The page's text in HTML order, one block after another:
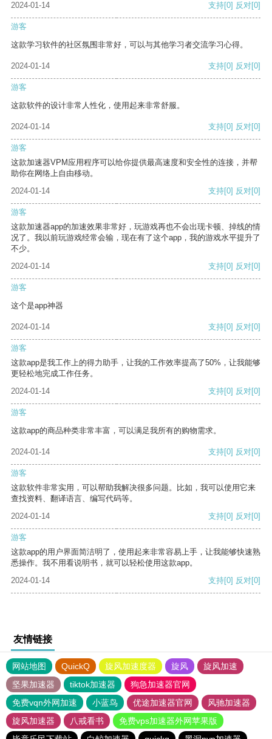
2024-01-14 支持[0] 反对[0]
游客
这款学习软件的社区氛围非常好，可以与其他学习者交流学习心得。
2024-01-14 支持[0] 反对[0]
游客
这款软件的设计非常人性化，使用起来非常舒服。
2024-01-14 支持[0] 反对[0]
游客
这款加速器VPM应用程序可以给你提供最高速度和安全性的连接，并帮
助你在网络上自由移动。
2024-01-14
支持[0] 反对[0]
游客
这款加速器app的加速效果非常好，玩游戏再也不会出现卡顿、掉线的情
况了。我以前玩游戏经常会输，现在有了这个app，我的游戏水平提升了
不少。
2024-01-14
支持[0] 反对[0]
游客
这个是app神器
2024-01-14 支持[0] 反对[0]
游客
这款app是我工作上的得力助手，让我的工作效率提高了50%，让我能够
更轻松地完成工作任务。
2024-01-14
支持[0] 反对[0]
游客
这款app的商品种类非常丰富，可以满足我所有的购物需求。
2024-01-14 支持[0] 反对[0]
游客
这款软件非常实用，可以帮助我解决很多问题。比如，我可以使用它来
查找资料、翻译语言、编写代码等。
2024-01-14
支持[0] 反对[0]
游客
这款app的用户界面简洁明了，使用起来非常容易上手，让我能够快速熟
悉操作。我不用看说明书，就可以轻松使用这款app。
2024-01-14
支持[0] 反对[0]
友情链接
网站地图 QuickQ 旋风加速度器 旋风
旋风加速
坚果加速器
tiktok加速器
狗急加速器官网
免费vqn外网加速
小蓝鸟 优途加速器官网
风驰加速器
旋风加速器
八戒看书
免费vps加速器外网苹果版